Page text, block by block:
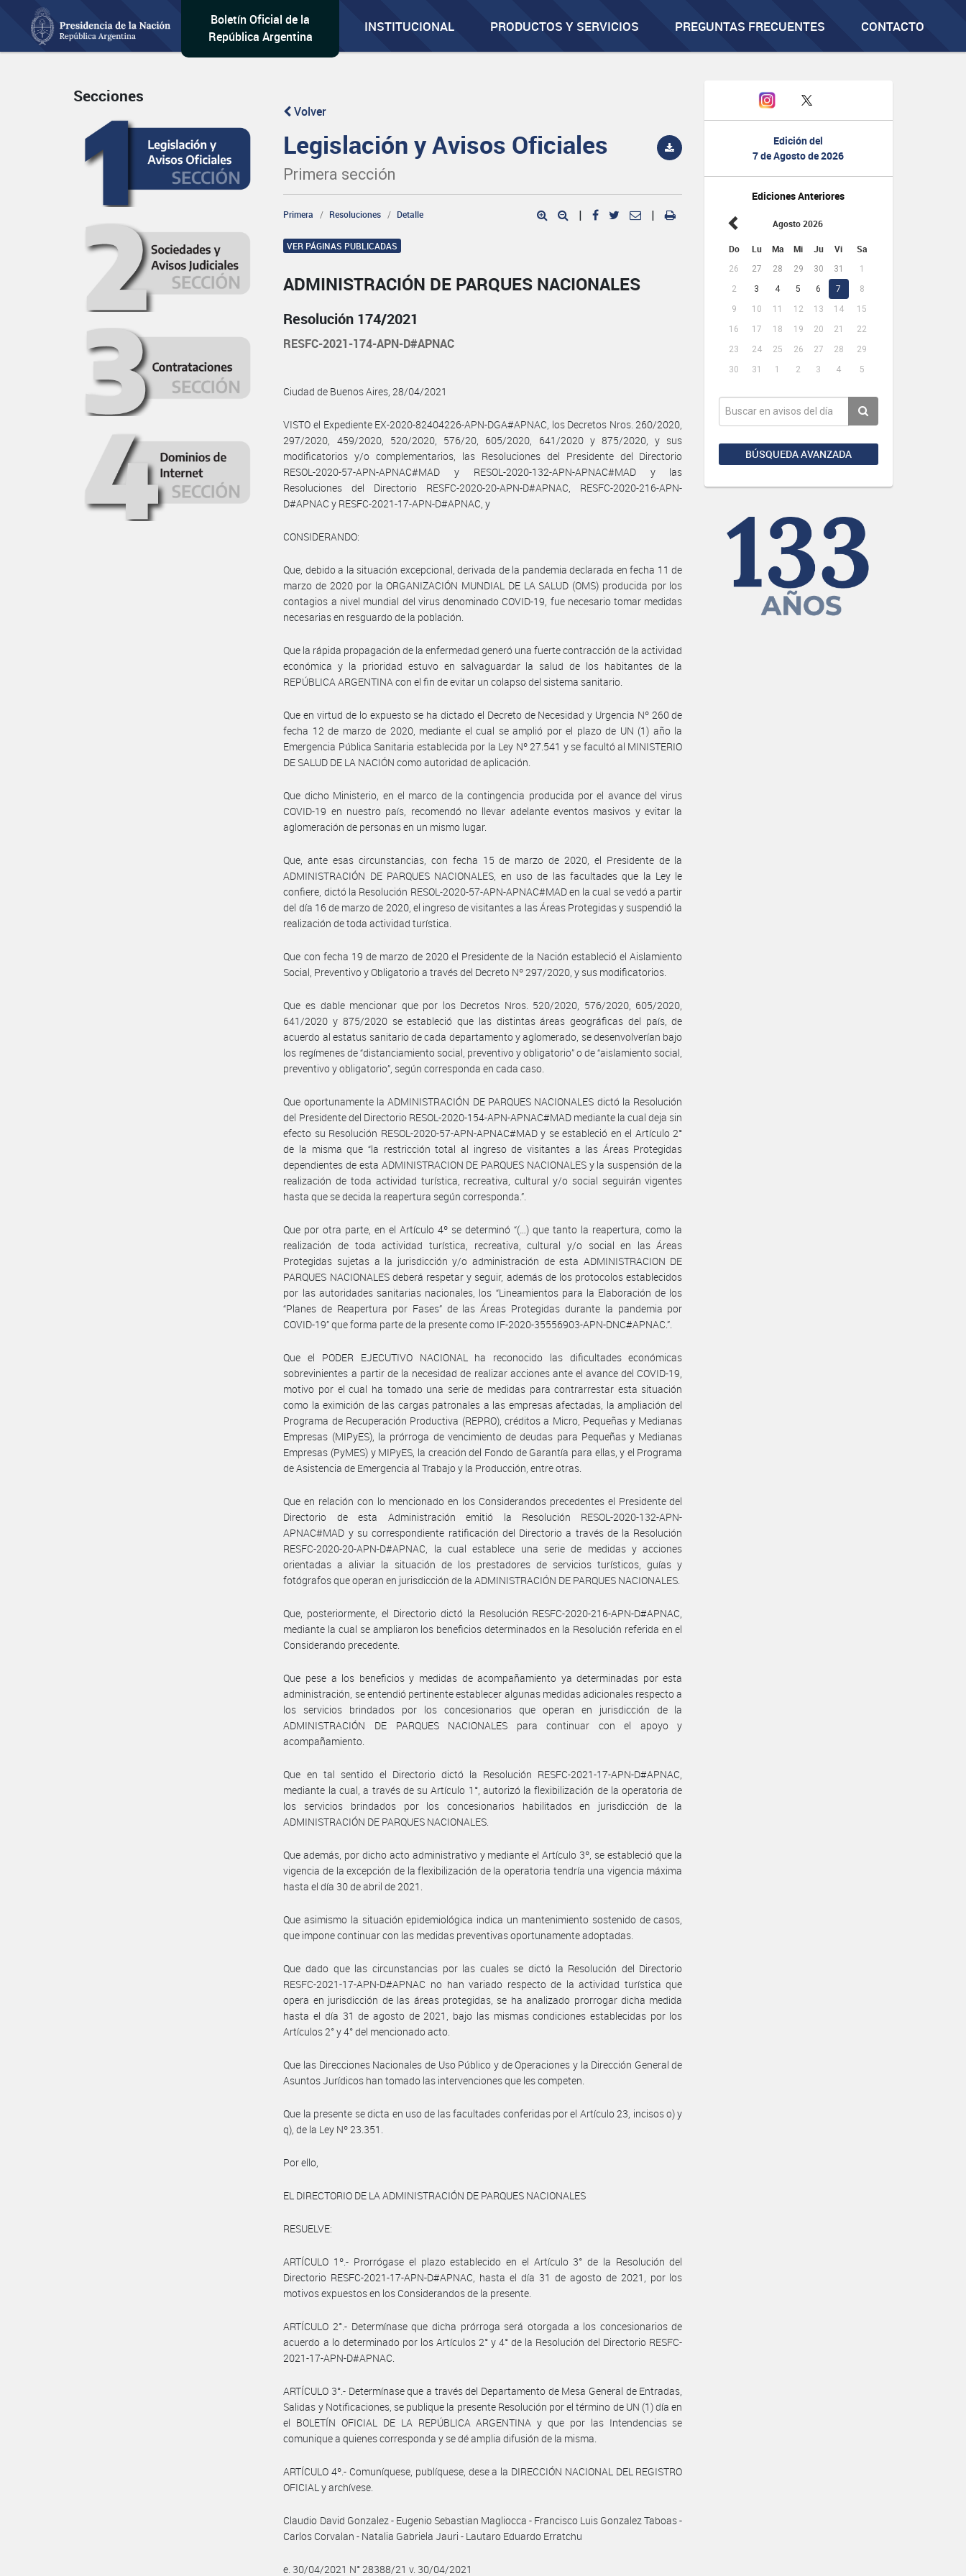
Boletín Oficial de la
República Argentina
INSTITUCIONAL PRODUCTOS Y SERVICIOS PREGUNTAS FRECUENTES CONTACTO
Edición del
7 de Agosto de 2026
Ediciones Anteriores
Agosto 2026
Do Lu Ma Mi Ju Vi Sa
26 27 28 29 30 31
1
2
3 4 5 6 7
8
9
10 11 12 13 14
15
16
17 18 19 20 21
22
23
24 25 26 27 28
29
30
31 1 2 3 4 5
BÚSQUEDA AVANZADA
Secciones
Volver
Legislación y Avisos Oficiales
Primera sección
Primera Resoluciones Detalle | |
VER PÁGINAS PUBLICADAS
ADMINISTRACIÓN DE PARQUES NACIONALES
Resolución 174/2021
RESFC-2021-174-APN-D#APNAC
Ciudad de Buenos Aires, 28/04/2021
VISTO el Expediente EX-2020-82404226-APN-DGA#APNAC, los Decretos Nros. 260/2020,
297/2020, 459/2020, 520/2020, 576/20, 605/2020, 641/2020 y 875/2020, y sus
modificatorios y/o complementarios, las Resoluciones del Presidente del Directorio
RESOL-2020-57-APN-APNAC#MAD y RESOL-2020-132-APN-APNAC#MAD y las
Resoluciones del Directorio RESFC-2020-20-APN-D#APNAC, RESFC-2020-216-APN-
D#APNAC y RESFC-2021-17-APN-D#APNAC, y
CONSIDERANDO:
Que, debido a la situación excepcional, derivada de la pandemia declarada en fecha 11 de
marzo de 2020 por la ORGANIZACIÓN MUNDIAL DE LA SALUD (OMS) producida por los
contagios a nivel mundial del virus denominado COVID-19, fue necesario tomar medidas
necesarias en resguardo de la población.
Que la rápida propagación de la enfermedad generó una fuerte contracción de la actividad
económica y la prioridad estuvo en salvaguardar la salud de los habitantes de la
REPÚBLICA ARGENTINA con el fin de evitar un colapso del sistema sanitario.
Que en virtud de lo expuesto se ha dictado el Decreto de Necesidad y Urgencia Nº 260 de
fecha 12 de marzo de 2020, mediante el cual se amplió por el plazo de UN (1) año la
Emergencia Pública Sanitaria establecida por la Ley Nº 27.541 y se facultó al MINISTERIO
DE SALUD DE LA NACIÓN como autoridad de aplicación.
Que dicho Ministerio, en el marco de la contingencia producida por el avance del virus
COVID-19 en nuestro país, recomendó no llevar adelante eventos masivos y evitar la
aglomeración de personas en un mismo lugar.
Que, ante esas circunstancias, con fecha 15 de marzo de 2020, el Presidente de la
ADMINISTRACIÓN DE PARQUES NACIONALES, en uso de las facultades que la Ley le
confiere, dictó la Resolución RESOL-2020-57-APN-APNAC#MAD en la cual se vedó a partir
del día 16 de marzo de 2020, el ingreso de visitantes a las Áreas Protegidas y suspendió la
realización de toda actividad turística.
Que con fecha 19 de marzo de 2020 el Presidente de la Nación estableció el Aislamiento
Social, Preventivo y Obligatorio a través del Decreto Nº 297/2020, y sus modificatorios.
Que es dable mencionar que por los Decretos Nros. 520/2020, 576/2020, 605/2020,
641/2020 y 875/2020 se estableció que las distintas áreas geográficas del país, de
acuerdo al estatus sanitario de cada departamento y aglomerado, se desenvolverían bajo
los regímenes de “distanciamiento social, preventivo y obligatorio” o de “aislamiento social,
preventivo y obligatorio”, según corresponda en cada caso.
Que oportunamente la ADMINISTRACIÓN DE PARQUES NACIONALES dictó la Resolución
del Presidente del Directorio RESOL-2020-154-APN-APNAC#MAD mediante la cual deja sin
efecto su Resolución RESOL-2020-57-APN-APNAC#MAD y se estableció en el Artículo 2°
de la misma que “la restricción total al ingreso de visitantes a las Áreas Protegidas
dependientes de esta ADMINISTRACION DE PARQUES NACIONALES y la suspensión de la
realización de toda actividad turística, recreativa, cultural y/o social seguirán vigentes
hasta que se decida la reapertura según corresponda.”.
Que por otra parte, en el Artículo 4º se determinó “(…) que tanto la reapertura, como la
realización de toda actividad turística, recreativa, cultural y/o social en las Áreas
Protegidas sujetas a la jurisdicción y/o administración de esta ADMINISTRACION DE
PARQUES NACIONALES deberá respetar y seguir, además de los protocolos establecidos
por las autoridades sanitarias nacionales, los “Lineamientos para la Elaboración de los
“Planes de Reapertura por Fases” de las Áreas Protegidas durante la pandemia por
COVID-19” que forma parte de la presente como IF-2020-35556903-APN-DNC#APNAC.”.
Que el PODER EJECUTIVO NACIONAL ha reconocido las dificultades económicas
sobrevinientes a partir de la necesidad de realizar acciones ante el avance del COVID-19,
motivo por el cual ha tomado una serie de medidas para contrarrestar esta situación
como la eximición de las cargas patronales a las empresas afectadas, la ampliación del
Programa de Recuperación Productiva (REPRO), créditos a Micro, Pequeñas y Medianas
Empresas (MIPyES), la prórroga de vencimiento de deudas para Pequeñas y Medianas
Empresas (PyMES) y MIPyES, la creación del Fondo de Garantía para ellas, y el Programa
de Asistencia de Emergencia al Trabajo y la Producción, entre otras.
Que en relación con lo mencionado en los Considerandos precedentes el Presidente del
Directorio de esta Administración emitió la Resolución RESOL-2020-132-APN-
APNAC#MAD y su correspondiente ratificación del Directorio a través de la Resolución
RESFC-2020-20-APN-D#APNAC, la cual establece una serie de medidas y acciones
orientadas a aliviar la situación de los prestadores de servicios turísticos, guías y
fotógrafos que operan en jurisdicción de la ADMINISTRACIÓN DE PARQUES NACIONALES.
Que, posteriormente, el Directorio dictó la Resolución RESFC-2020-216-APN-D#APNAC,
mediante la cual se ampliaron los beneficios determinados en la Resolución referida en el
Considerando precedente.
Que pese a los beneficios y medidas de acompañamiento ya determinadas por esta
administración, se entendió pertinente establecer algunas medidas adicionales respecto a
los servicios brindados por los concesionarios que operan en jurisdicción de la
ADMINISTRACIÓN DE PARQUES NACIONALES para continuar con el apoyo y
acompañamiento.
Que en tal sentido el Directorio dictó la Resolución RESFC-2021-17-APN-D#APNAC,
mediante la cual, a través de su Artículo 1°, autorizó la flexibilización de la operatoria de
los servicios brindados por los concesionarios habilitados en jurisdicción de la
ADMINISTRACIÓN DE PARQUES NACIONALES.
Que además, por dicho acto administrativo y mediante el Artículo 3º, se estableció que la
vigencia de la excepción de la flexibilización de la operatoria tendría una vigencia máxima
hasta el día 30 de abril de 2021.
Que asimismo la situación epidemiológica indica un mantenimiento sostenido de casos,
que impone continuar con las medidas preventivas oportunamente adoptadas.
Que dado que las circunstancias por las cuales se dictó la Resolución del Directorio
RESFC-2021-17-APN-D#APNAC no han variado respecto de la actividad turística que
opera en jurisdicción de las áreas protegidas, se ha analizado prorrogar dicha medida
hasta el día 31 de agosto de 2021, bajo las mismas condiciones establecidas por los
Artículos 2° y 4° del mencionado acto.
Que las Direcciones Nacionales de Uso Público y de Operaciones y la Dirección General de
Asuntos Jurídicos han tomado las intervenciones que les competen.
Que la presente se dicta en uso de las facultades conferidas por el Artículo 23, incisos o) y
q), de la Ley Nº 23.351.
Por ello,
EL DIRECTORIO DE LA ADMINISTRACIÓN DE PARQUES NACIONALES
RESUELVE:
ARTÍCULO 1º.- Prorrógase el plazo establecido en el Artículo 3° de la Resolución del
Directorio RESFC-2021-17-APN-D#APNAC, hasta el día 31 de agosto de 2021, por los
motivos expuestos en los Considerandos de la presente.
ARTÍCULO 2°.- Determínase que dicha prórroga será otorgada a los concesionarios de
acuerdo a lo determinado por los Artículos 2° y 4° de la Resolución del Directorio RESFC-
2021-17-APN-D#APNAC.
ARTÍCULO 3°.- Determínase que a través del Departamento de Mesa General de Entradas,
Salidas y Notificaciones, se publique la presente Resolución por el término de UN (1) día en
el BOLETÍN OFICIAL DE LA REPÚBLICA ARGENTINA y que por las Intendencias se
comunique a quienes corresponda y se dé amplia difusión de la misma.
ARTÍCULO 4º.- Comuníquese, publíquese, dese a la DIRECCIÓN NACIONAL DEL REGISTRO
OFICIAL y archívese.
Claudio David Gonzalez - Eugenio Sebastian Magliocca - Francisco Luis Gonzalez Taboas -
Carlos Corvalan - Natalia Gabriela Jauri - Lautaro Eduardo Erratchu
e. 30/04/2021 N° 28388/21 v. 30/04/2021